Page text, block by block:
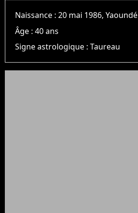
Naissance :20 mai 1986, Yaoundé
Âge :40 ans
Signe astrologique :Taureau